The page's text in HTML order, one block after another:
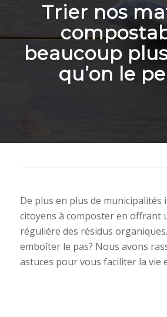
Trier nos
beaucoup
qu’on le
De plus en plus de municipalités
citoyens à composter en offrant
régulière des résidus
emboîter le pas? Nous avons
astuces pour vous faciliter la vie